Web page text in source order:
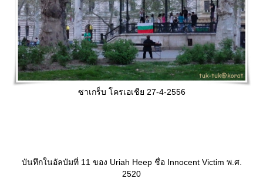
ซาเกร็บ โครเอเชีย 27-4-2556
บันทึกในอัลบัมที่ 11 ของ Uriah Heep ชื่อ Innocent Victim พ.ศ.
2520